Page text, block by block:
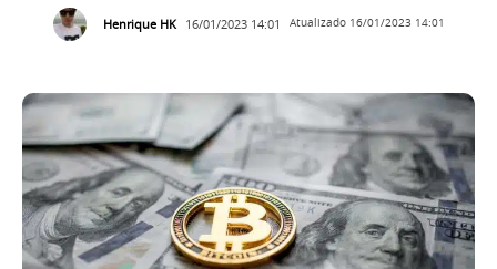
Henrique HK 16/01/2023 14:01 Atualizado 16/01/2023 14:01